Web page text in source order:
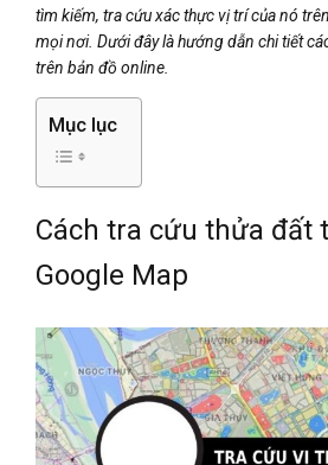
tìm kiếm, tra cứu xác thực vị trí của nó
mọi nơi. Dưới đây là hướng dẫn chi tiết
trên bản đồ online.
Mục lục
Cách tra cứu thửa đất
Google Map